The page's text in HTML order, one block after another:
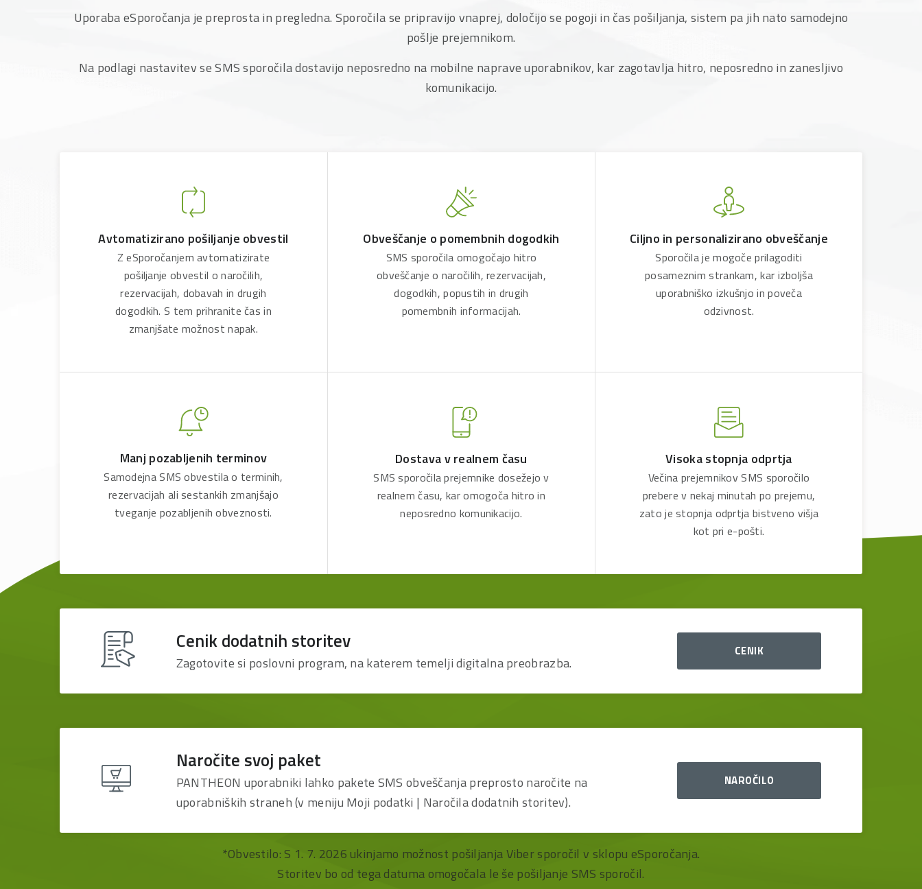
Uporaba eSporočanja je preprosta in pregledna. Sporočila se pripravijo vnaprej, določijo se pogoji in čas pošiljanja, sistem pa jih nato samodejno
pošlje prejemnikom.
Na podlagi nastavitev se SMS sporočila dostavijo neposredno na mobilne naprave uporabnikov, kar zagotavlja hitro, neposredno in zanesljivo
komunikacijo.
Avtomatizirano pošiljanje obvestil
Z eSporočanjem avtomatizirate
pošiljanje obvestil o naročilih,
rezervacijah, dobavah in drugih
dogodkih. S tem prihranite čas in
zmanjšate možnost napak.
Obveščanje o pomembnih dogodkih
SMS sporočila omogočajo hitro
obveščanje o naročilih, rezervacijah,
dogodkih, popustih in drugih
pomembnih informacijah.
Ciljno in personalizirano obveščanje
Sporočila je mogoče prilagoditi
posameznim strankam, kar izboljša
uporabniško izkušnjo in poveča
odzivnost.
Manj pozabljenih terminov
Samodejna SMS obvestila o terminih,
rezervacijah ali sestankih zmanjšajo
tveganje pozabljenih obveznosti.
Dostava v realnem času
SMS sporočila prejemnike dosežejo v
realnem času, kar omogoča hitro in
neposredno komunikacijo.
Visoka stopnja odprtja
Večina prejemnikov SMS sporočilo
prebere v nekaj minutah po prejemu,
zato je stopnja odprtja bistveno višja
kot pri e-pošti.
Cenik dodatnih storitev
Zagotovite si poslovni program, na katerem temelji digitalna preobrazba.
CENIK
Naročite svoj paket
PANTHEON uporabniki lahko pakete SMS obveščanja preprosto naročite na
uporabniških straneh (v meniju Moji podatki | Naročila dodatnih storitev).
NAROČILO
*Obvestilo: S 1. 7. 2026 ukinjamo možnost pošiljanja Viber sporočil v sklopu eSporočanja.
Storitev bo od tega datuma omogočala le še pošiljanje SMS sporočil.